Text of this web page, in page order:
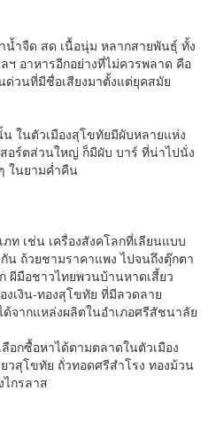
น้ำจืด สด เนื้อนุ่ม หลากสายพันธุ์ ทั้ง
ฯ อาหารอีกอย่างที่ไม่ควรพลาด คือ
ด่วนที่มีชื่อเสียงมาตั้งแต่ยุคสมัย
ในตัวเมืองสุโขทัยมีผับหลายแห่ง
อร์ตส่วนใหญ่ ก็มีผับ บาร์ ที่น่าไปนั่ง
ในยามค่ำคืน
ท เช่น เครื่องสังคโลกที่เลียนแบบ
ถ้วยชามราคาแพง ไปจนถึงตุ๊กตา
ผีมือชาวไทยพวนบ้านหาดเสี้ยว
งเงิน-ทองสุโขทัย ที่มีลวดลาย
จากแหล่งผลิตในอำเภอศรีสัชนาลัย
อกซื้อหาได้ตามตลาดในตัวเมือง
วสุโขทัย ถั่วทอดศรีสำโรง ทองม้วน
ไกรลาส